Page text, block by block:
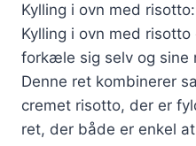
Kylling i ovn med
Kylling i ovn med
forkæle sig selv og
Denne ret kombinerer
cremet risotto, der er
ret, der både er enkel